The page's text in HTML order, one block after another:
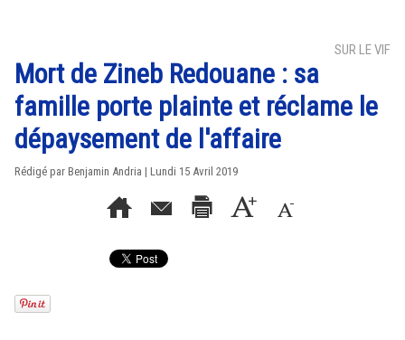
SUR LE VIF
Mort de Zineb Redouane : sa
famille porte plainte et réclame le
dépaysement de l'affaire
Rédigé par Benjamin Andria | Lundi 15 Avril 2019